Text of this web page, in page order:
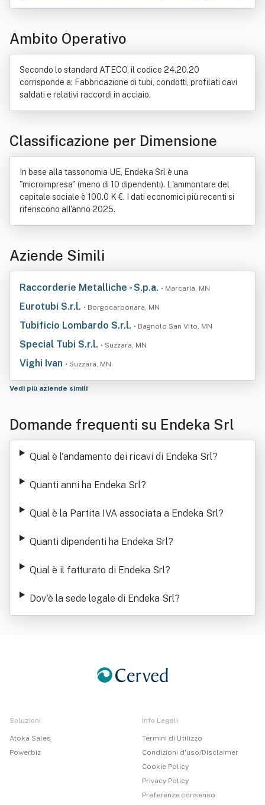
Ambito Operativo
Secondo lo standard ATECO, il codice 24.20.20
corrisponde a: Fabbricazione di tubi, condotti, profilati cavi
saldati e relativi raccordi in acciaio.
Classificazione per Dimensione
In base alla tassonomia UE, Endeka Srl è una
"microimpresa" (meno di 10 dipendenti). L'ammontare del
capitale sociale è 100.0 K €. I dati economici più recenti si
riferiscono all'anno 2025.
Aziende Simili
Raccorderie Metalliche - S.p.a. • Marcaria, MN
Eurotubi S.r.l. • Borgocarbonara, MN
Tubificio Lombardo S.r.l. • Bagnolo San Vito, MN
Special Tubi S.r.l. • Suzzara, MN
Vighi Ivan • Suzzara, MN
Vedi più aziende simili
Domande frequenti su Endeka Srl
Qual è l'andamento dei ricavi di Endeka Srl?
Quanti anni ha Endeka Srl?
Qual è la Partita IVA associata a Endeka Srl?
Quanti dipendenti ha Endeka Srl?
Qual è il fatturato di Endeka Srl?
Dov'è la sede legale di Endeka Srl?
Soluzioni
Atoka Sales
Powerbiz
Info Legali
Termini di Utilizzo
Condizioni d'uso/Disclaimer
Cookie Policy
Privacy Policy
Preferenze consenso